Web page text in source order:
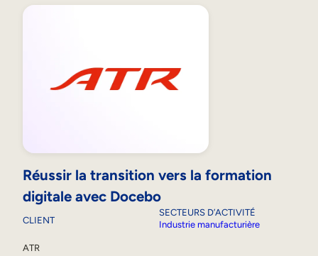
Réussir la transition vers la formation
digitale avec Docebo
CLIENT
ATR
SECTEURS D’ACTIVITÉ
Industrie manufacturière